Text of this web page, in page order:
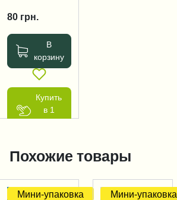
80 грн.
В
корзину
Купить
в 1
Похожие товары
Мини-упаковка Мини-упаковка